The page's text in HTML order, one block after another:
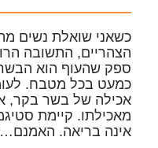
כשאני שואלת נשים
הצהריים, התשובה
ספק שהעוף הוא
כמעט בכל מטבח.
אכילה של בשר בקר,
מאכילתו. קיימת
אינה בריאה.